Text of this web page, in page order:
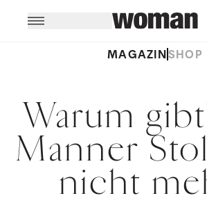
MAGAZINSHOP
Warum
Manner
nicht